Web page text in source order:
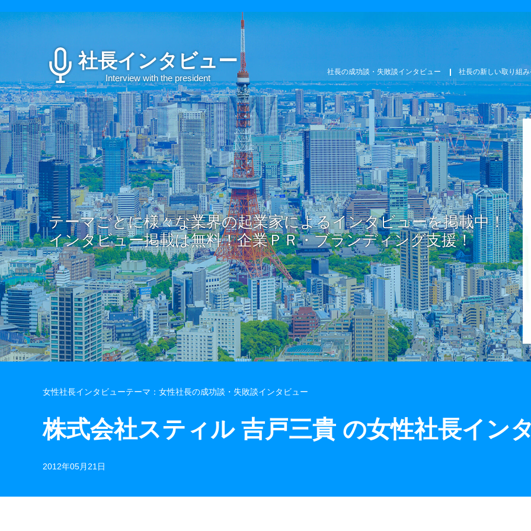
社長インタビュー
Interview with the president
社長の成功談・失敗談インタビュー 社長の新しい取り組
テーマごとに様々な業界の起業家によるインタビューを掲載中！
インタビュー掲載は無料！企業ＰＲ・ブランディング支援！
女性社長インタビューテーマ：女性社長の成功談・失敗談インタビュー
株式会社スティル 吉戸三貴 の女性社長イン
2012年05月21日